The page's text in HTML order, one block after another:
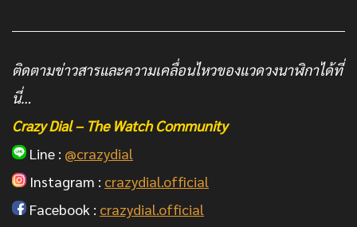
ติดตามข่าวสารและความเคลื่อนไหวของแวดวงนาฬิกาได้ที่
นี่…
Crazy Dial – The Watch Community
Line : @crazydial
Instagram : crazydial.official
Facebook : crazydial.official